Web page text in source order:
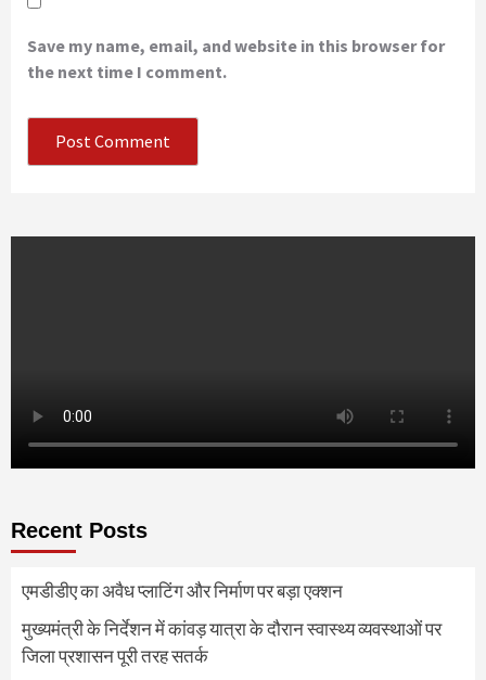
Save my name, email, and website in this browser for
the next time I comment.
Recent Posts
एमडीडीए का अवैध प्लाटिंग और निर्माण पर बड़ा एक्शन
मुख्यमंत्री के निर्देशन में कांवड़ यात्रा के दौरान स्वास्थ्य व्यवस्थाओं पर
जिला प्रशासन पूरी तरह सतर्क